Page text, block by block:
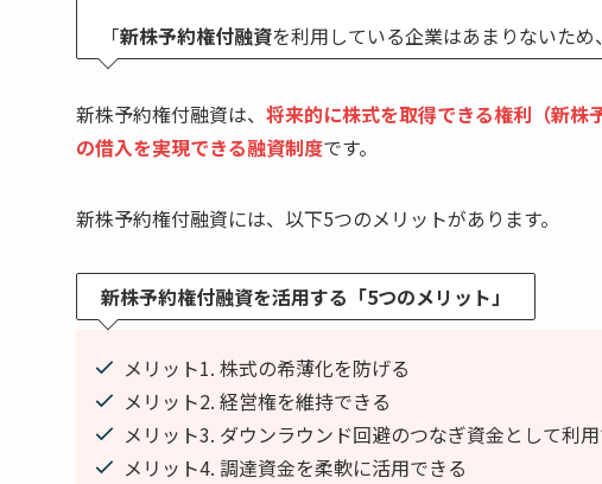
「新株予約権付融資を利用している企業はあまりないため、
新株予約権付融資は、 将来的に株式を取得できる権利（新株
の借入を実現できる融資制度です。
新株予約権付融資には、以下5つのメリットがあります。
新株予約権付融資を活用する「5つのメリット」
メリット1. 株式の希薄化を防げる
メリット2. 経営権を維持できる
メリット3. ダウンラウンド回避のつなぎ資金として利
メリット4. 調達資金を柔軟に活用できる